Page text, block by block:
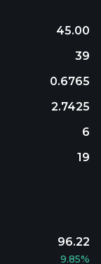
45.00
39
0.6765
2.7425
6
19
96.22
9.85%